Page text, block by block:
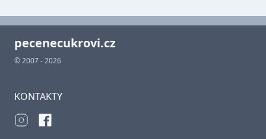
pecenecukrovi.cz
© 2007 - 2026
KONTAKTY